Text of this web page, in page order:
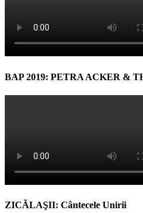
BAP 2019: PETRA ACKER &
ZICĂLAŞII: Cântecele Unirii